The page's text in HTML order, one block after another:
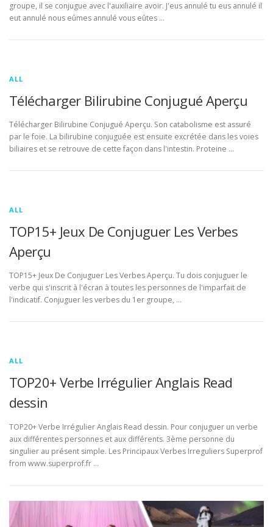
groupe, il se conjugue avec l'auxiliaire avoir. J'eus annulé tu eus annulé il
eut annulé nous eûmes annulé vous eûtes …
ALL
Télécharger Bilirubine Conjugué Aperçu
Télécharger Bilirubine Conjugué Aperçu. Son catabolisme est assuré
par le foie. La bilirubine conjuguée est ensuite excrétée dans les voies
biliaires et se retrouve de cette façon dans l'intestin. Proteine …
ALL
TOP15+ Jeux De Conjuguer Les Verbes
Aperçu
TOP15+ Jeux De Conjuguer Les Verbes Aperçu. Tu dois conjuguer le
verbe qui s'inscrit à l'écran à toutes les personnes de l'imparfait de
l'indicatif. Conjuguer les verbes du 1er groupe, …
ALL
TOP20+ Verbe Irrégulier Anglais Read
dessin
TOP20+ Verbe Irrégulier Anglais Read dessin. Pour conjuguer un verbe
aux différentes personnes et aux différents. 3ème personne du
singulier au présent simple. Les Principaux Verbes Irreguliers Superprof
from www.superprof.fr …